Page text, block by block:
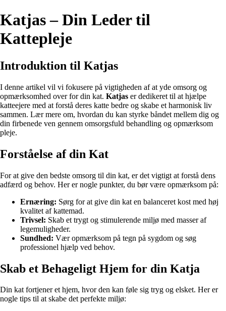
Katjas – Din Leder til
Kattepleje
Introduktion til Katjas
I denne artikel vil vi fokusere på vigtigheden af at yde omsorg og
opmærksomhed over for din kat. Katjas er dedikeret til at hjælpe
katteejere med at forstå deres katte bedre og skabe et harmonisk liv
sammen. Lær mere om, hvordan du kan styrke båndet mellem dig og
din firbenede ven gennem omsorgsfuld behandling og opmærksom
pleje.
Forståelse af din Kat
For at give den bedste omsorg til din kat, er det vigtigt at forstå dens
adfærd og behov. Her er nogle punkter, du bør være opmærksom på:
Ernæring: Sørg for at give din kat en balanceret kost med høj
kvalitet af kattemad.
Trivsel: Skab et trygt og stimulerende miljø med masser af
legemuligheder.
Sundhed: Vær opmærksom på tegn på sygdom og søg
professionel hjælp ved behov.
Skab et Behageligt Hjem for din Katja
Din kat fortjener et hjem, hvor den kan føle sig tryg og elsket. Her er
nogle tips til at skabe det perfekte miljø: